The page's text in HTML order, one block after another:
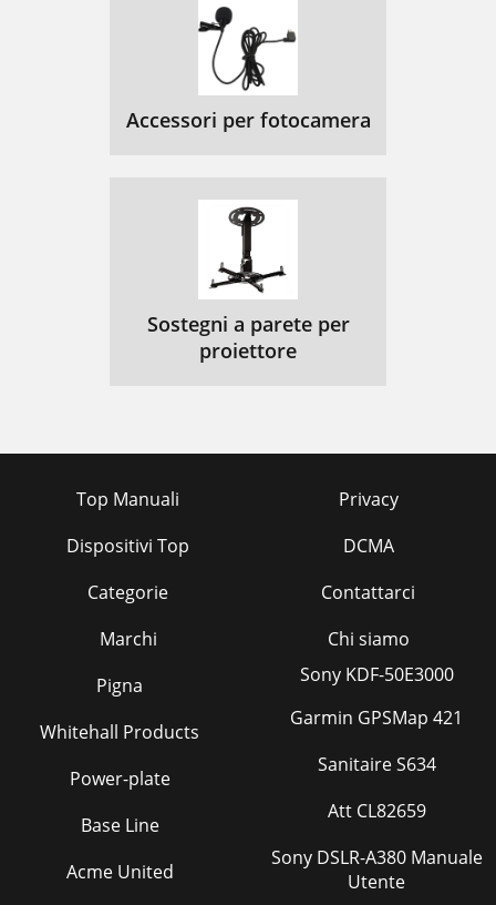
Accessori per fotocamera
Sostegni a parete per
proiettore
Top Manuali
Dispositivi Top
Categorie
Marchi
Privacy
DCMA
Contattarci
Chi siamo
Pigna
Whitehall Products
Power-plate
Base Line
Acme United
Sony KDF-50E3000
Garmin GPSMap 421
Sanitaire S634
Att CL82659
Sony DSLR-A380 Manuale
Utente